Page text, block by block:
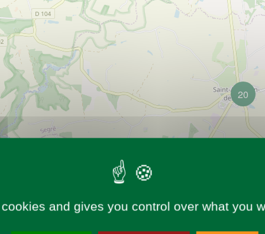
20
and gives you control over what you